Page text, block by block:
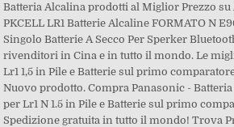
Batteria Alcalina prodotti al Miglior Prezzo su
PKCELL LR1 Batterie Alcaline FORMATO N
Singolo Batterie A Secco Per Sperker
rivenditori in Cina e in tutto il mondo. Le
Lr1 1,5 in Pile e Batterie sul primo
Nuovo prodotto. Compra Panasonic -
per Lr1 N 1.5 in Pile e Batterie sul primo
Spedizione gratuita in tutto il mondo! Trova